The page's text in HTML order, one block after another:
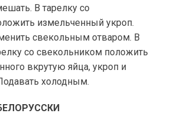
В тарелку со
измельченный укроп.
свекольным отваром. В
со свекольником положить
вкрутую яйца, укроп и
холодным.